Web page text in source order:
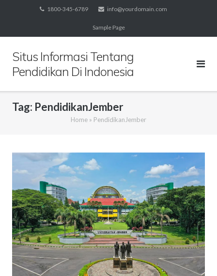
1800-345-6789 info@yourdomain.com
Sample Page
Situs Informasi Tentang
Pendidikan Di Indonesia
Tag: PendidikanJember
Home » PendidikanJember